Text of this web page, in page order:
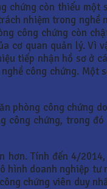
chứng còn thiếu một
nhiệm trong nghề
công chứng còn
cơ quan quản lý. Vì
tiếp nhận hồ sơ ở
công chứng. Một
phòng công chứng
công chứng, trong đó
Tính đến 4/
hình doanh nghiệp tư
chứng viên duy